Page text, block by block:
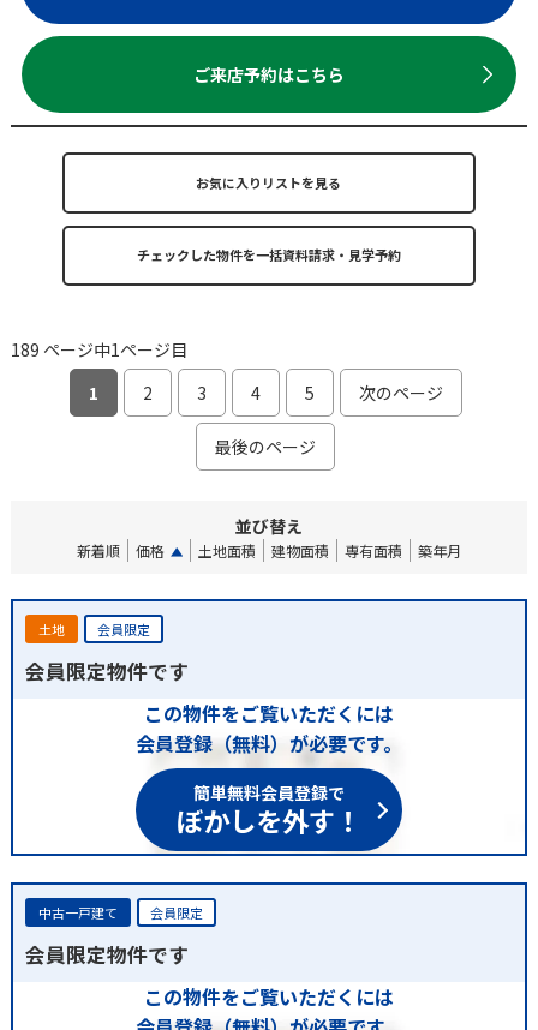
ご来店予約はこちら
お気に入りリストを見る
189 ページ中1ページ目
1
2 3 4 5 次のページ
最後のページ
並び替え
新着順 価格 土地面積 建物面積 専有面積 築年月
土地 会員限定
会員限定物件です
この物件をご覧いただくには
会員登録（無料）が必要です。
簡単無料会員登録で
ぼかしを外す！
中古一戸建て 会員限定
会員限定物件です
この物件をご覧いただくには